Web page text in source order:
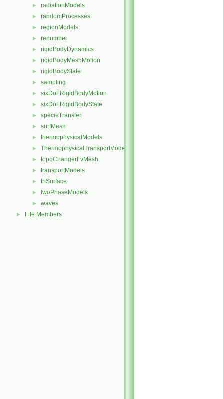
► radiationModels
► randomProcesses
► regionModels
► renumber
► rigidBodyDynamics
► rigidBodyMeshMotion
► rigidBodyState
► sampling
► sixDoFRigidBodyMotion
► sixDoFRigidBodyState
► specieTransfer
► surfMesh
► thermophysicalModels
► ThermophysicalTransportModels
► topoChangerFvMesh
► transportModels
► triSurface
► twoPhaseModels
► waves
► File Members